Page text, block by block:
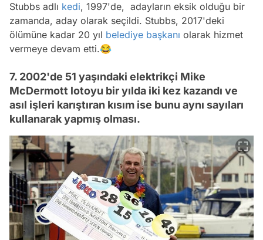
Stubbs adlı kedi, 1997'de, adayların eksik olduğu bir
zamanda, aday olarak seçildi. Stubbs, 2017'deki
ölümüne kadar 20 yıl belediye başkanı olarak hizmet
vermeye devam etti.😂
7. 2002'de 51 yaşındaki elektrikçi Mike
McDermott lotoyu bir yılda iki kez kazandı ve
asıl işleri karıştıran kısım ise bunu aynı sayıları
kullanarak yapmış olması.